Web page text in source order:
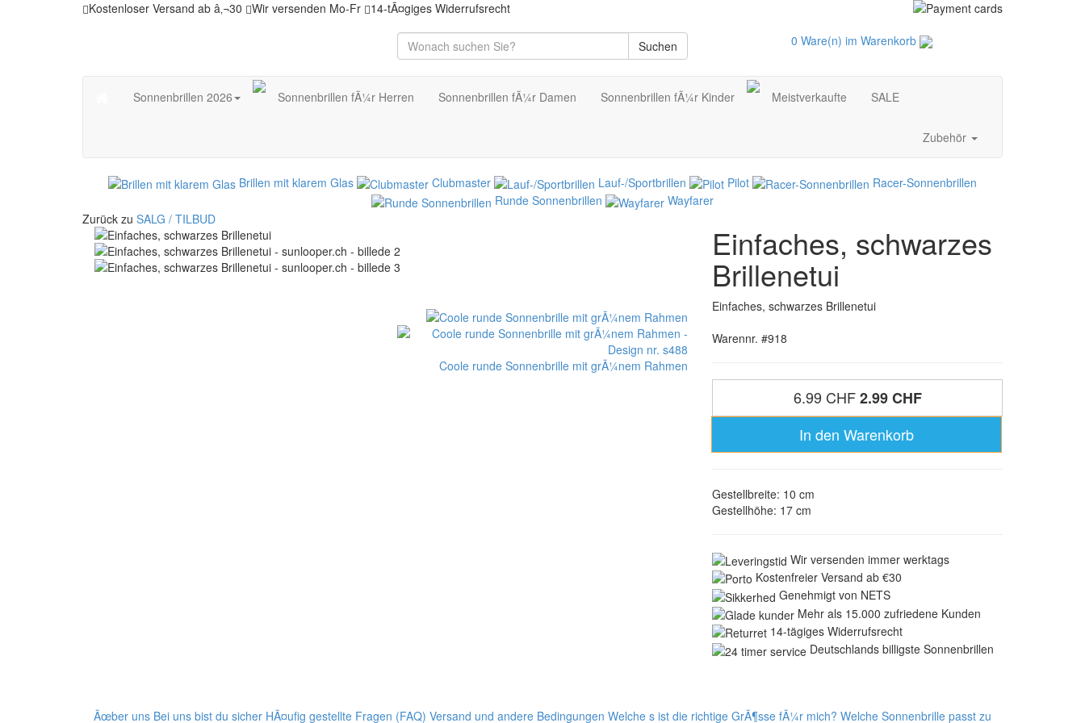
Kostenloser Versand ab â‚¬30 Wir versenden Mo-Fr 14-tÃ¤giges Widerrufsrecht
Suchen 0 Ware(n) im Warenkorb
Sonnenbrillen 2026 Sonnenbrillen fÃ¼r Herren Sonnenbrillen fÃ¼r Damen Sonnenbrillen fÃ¼r Kinder Meistverkaufte SALE
Zubehör
Brillen mit klarem Glas Clubmaster Lauf-/Sportbrillen Pilot
Racer-Sonnenbrillen
Runde Sonnenbrillen
Wayfarer
Zurück zu SALG / TILBUD
Coole runde Sonnenbrille mit grÃ¼nem Rahmen
Einfaches, schwarzes
Brillenetui
Einfaches, schwarzes Brillenetui
Warennr. #918
6.99 CHF2.99 CHF
In den Warenkorb
Gestellbreite: 10 cm
Gestellhöhe: 17 cm
Wir versenden immer werktags
Kostenfreier Versand ab €30
Genehmigt von NETS
Mehr als 15.000 zufriedene Kunden
14-tägiges Widerrufsrecht
Deutschlands billigste Sonnenbrillen
Ãœber uns Bei uns bist du sicher HÃ¤ufig gestellte Fragen (FAQ) Versand und andere Bedingungen Welche s ist die richtige GrÃ¶sse fÃ¼r mich? Welche Sonnenbrille passt zu